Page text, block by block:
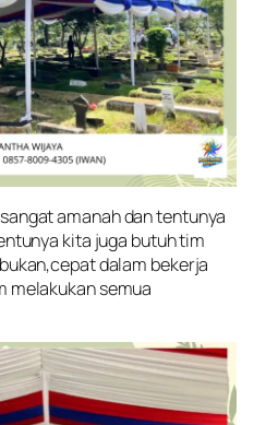
amanah dan tentunya
kita juga butuh tim
dalam bekerja
melakukan semua